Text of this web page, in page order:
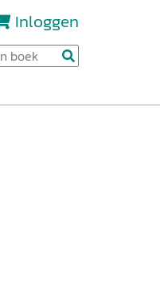
Inloggen